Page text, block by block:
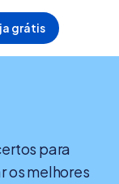
grátis
para
os melhores